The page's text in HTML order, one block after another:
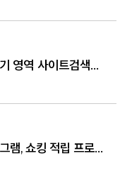
[네이버] 모바일 네이버 광고 더보기 영역 사이트검색광고 노출 UI 변경 안내
[11번가] 신규/중소 셀러 상생 프로그램, 쇼킹 적립 프로모션